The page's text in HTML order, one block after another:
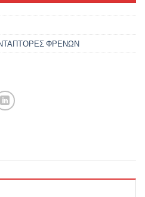
ΦΡΕΝΩΝ